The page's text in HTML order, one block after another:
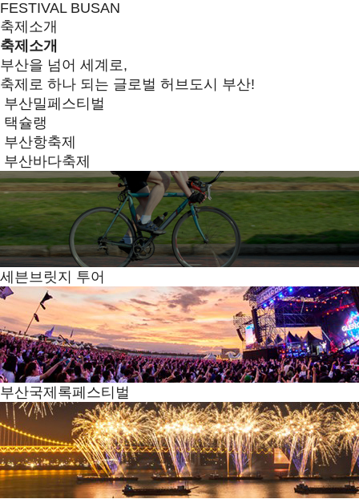
FESTIVAL BUSAN
축제소개
축제소개
부산을 넘어 세계로,
축제로 하나 되는 글로벌 허브도시 부산!
부산밀페스티벌
택슐랭
부산항축제
부산바다축제
세븐브릿지 투어
부산국제록페스티벌